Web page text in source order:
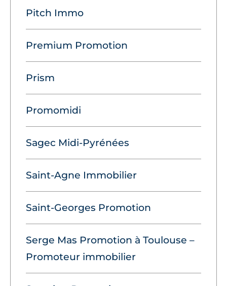
Pitch Immo
Premium Promotion
Prism
Promomidi
Sagec Midi-Pyrénées
Saint-Agne Immobilier
Saint-Georges Promotion
Serge Mas Promotion à Toulouse –
Promoteur immobilier